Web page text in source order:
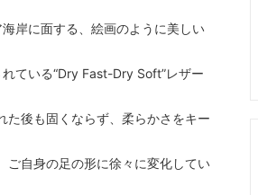
岸に面する、絵画のように美しい
ている“Dry Fast-Dry Soft”レザー
た後も固くならず、柔らかさをキー
ご自身の足の形に徐々に変化してい